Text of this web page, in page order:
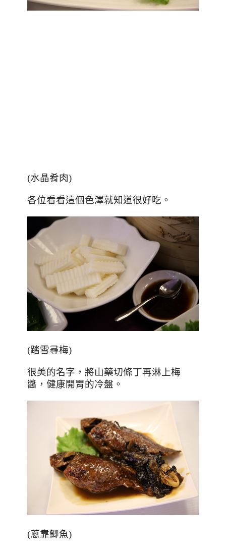
(水晶肴肉)
各位看看這個色澤就知道很好吃。
(踏雪尋梅)
很美的名字，將山藥切條丁再淋上梅
醬，健康開胃的冷盤。
(蔥靠鯽魚)